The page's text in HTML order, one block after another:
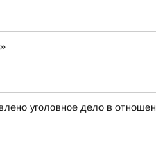
уголовное дело в